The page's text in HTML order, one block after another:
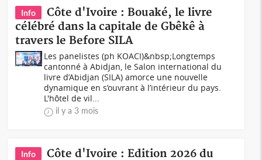
Info
Côte d'Ivoire : Bouaké, le livre
célébré dans la capitale de Gbêkê à
travers le Before SILA
Les panelistes (ph KOACI)&nbsp;Longtemps
cantonné à Abidjan, le Salon international du
livre d’Abidjan (SILA) amorce une nouvelle
dynamique en s’ouvrant à l’intérieur du pays.
L'hôtel de vil...
il y a 3 mois
Info
Côte d'Ivoire : Edition 2026 du